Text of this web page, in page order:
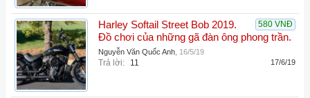
580 VNĐ
Harley Softail Street Bob 2019.
Đồ chơi của những gã đàn ông phong trần.
Nguyễn Văn Quốc Anh 16/5/19
Trả lời: 11 17/6/19